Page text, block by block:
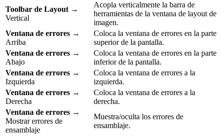
Toolbar de Layout →
Vertical
Acopla verticalmente la barra de
herramientas de la ventana de layout de
imagen.
Ventana de errores →
Arriba
Coloca la ventana de errores en la parte
superior de la pantalla.
Ventana de errores →
Abajo
Coloca la ventana de errores en la parte
inferior de la pantalla.
Ventana de errores →
Izquierda
Coloca la ventana de errores a la
izquierda.
Ventana de errores →
Derecha
Coloca la ventana de errores a la
derecha.
Ventana de errores →
Mostrar errores de
ensamblaje
Muestra/oculta los errores de
ensamblaje.